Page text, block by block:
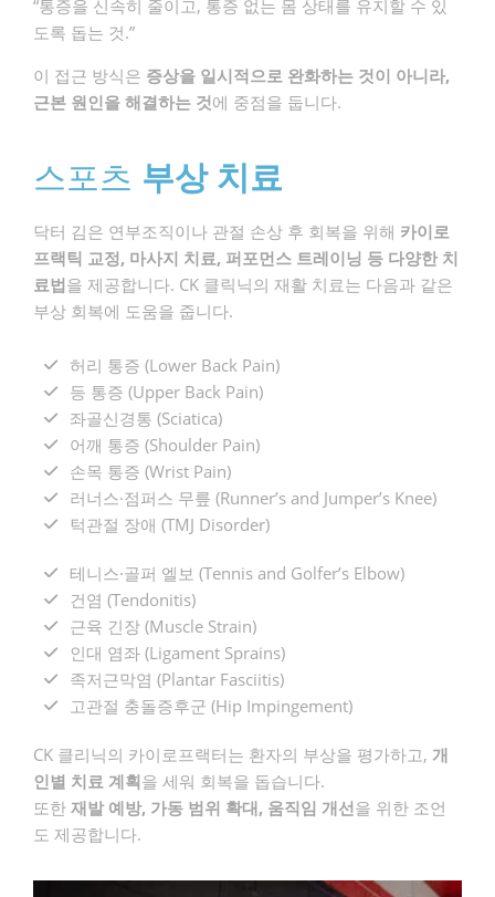
“통증을 신속히 줄이고, 통증 없는 몸 상태를 유지할 수 있
도록 돕는 것.”
이 접근 방식은 증상을 일시적으로 완화하는 것이 아니라,
근본 원인을 해결하는 것에 중점을 둡니다.
스포츠 부상 치료
닥터 김은 연부조직이나 관절 손상 후 회복을 위해 카이로
프랙틱 교정, 마사지 치료, 퍼포먼스 트레이닝 등 다양한 치
료법을 제공합니다. CK 클릭닉의 재활 치료는 다음과 같은
부상 회복에 도움을 줍니다.
허리 통증 (Lower Back Pain)
등 통증 (Upper Back Pain)
좌골신경통 (Sciatica)
어깨 통증 (Shoulder Pain)
손목 통증 (Wrist Pain)
러너스·점퍼스 무릎 (Runner’s and Jumper’s Knee)
턱관절 장애 (TMJ Disorder)
테니스·골퍼 엘보 (Tennis and Golfer’s Elbow)
건염 (Tendonitis)
근육 긴장 (Muscle Strain)
인대 염좌 (Ligament Sprains)
족저근막염 (Plantar Fasciitis)
고관절 충돌증후군 (Hip Impingement)
CK 클리닉의 카이로프랙터는 환자의 부상을 평가하고, 개
인별 치료 계획을 세워 회복을 돕습니다.
또한 재발 예방, 가동 범위 확대, 움직임 개선을 위한 조언
도 제공합니다.